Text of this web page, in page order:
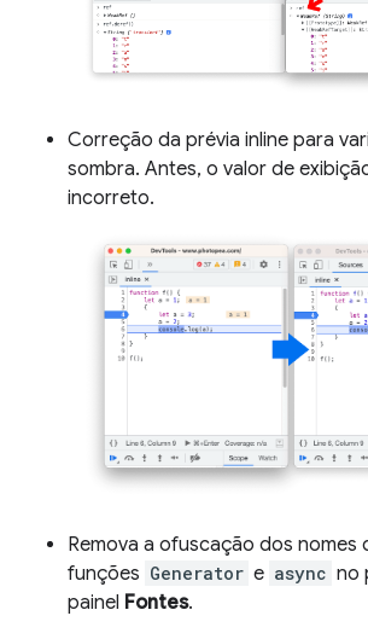
Correção da prévia inline para
sombra. Antes, o valor de
incorreto.
Remova a ofuscação dos nomes
funções Generator e async no
painel Fontes.